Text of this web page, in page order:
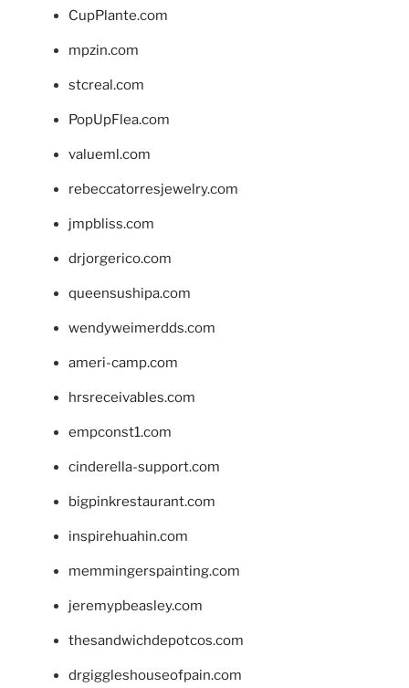
CupPlante.com
mpzin.com
stcreal.com
PopUpFlea.com
valueml.com
rebeccatorresjewelry.com
jmpbliss.com
drjorgerico.com
queensushipa.com
wendyweimerdds.com
ameri-camp.com
hrsreceivables.com
empconst1.com
cinderella-support.com
bigpinkrestaurant.com
inspirehuahin.com
memmingerspainting.com
jeremypbeasley.com
thesandwichdepotcos.com
drgiggleshouseofpain.com